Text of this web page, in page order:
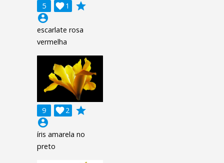
5 1

grade
account_circle
escarlate rosa
vermelha
9 2

grade
account_circle
íris amarela no
preto